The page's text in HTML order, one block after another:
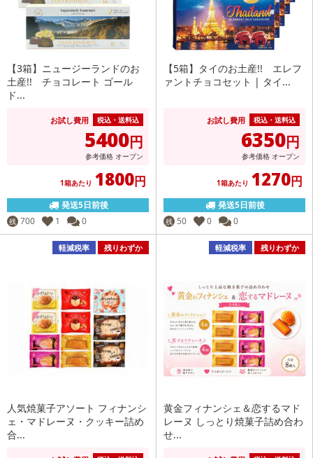
【3箱】ニュージーランドのお
土産!! チョコレート ゴール
ド...
お試し費用 税込・送料込
5400円
参考価格 オープン
1箱あたり 1800円
発送5日前後
残 700 1 0
【5箱】タイのお土産!! エレフ
ァントチョコセット | タイ...
お試し費用 税込・送料込
6350円
参考価格 オープン
1箱あたり 1270円
発送5日前後
残 50 0 0
軽減税率 残りわずか
人気焼菓子アソート フィナンシ
ェ・マドレーヌ・クッキー詰め
合...
軽減税率 残りわずか
黄金フィナンシェ＆恋するマド
レーヌ しっとり焼菓子詰め合わ
せ...